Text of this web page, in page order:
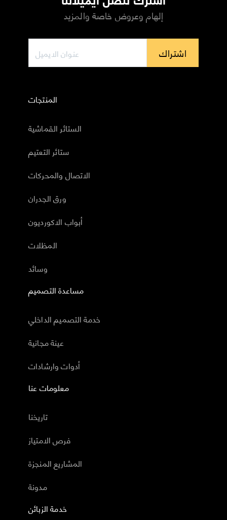
إلهام وعروض خاصة والمزيد
اشتراك
المنتجات
الستائر القماشية
ستائر التعتيم
الاتصال والمحركات
ورق الجدران
أبواب الاكورديون
المظلات
وسائد
مساعدة التصميم
خدمة التصميم الداخلي
عينة مجانية
أدوات وارشادات
معلومات عنا
تاريخنا
فرص الامتياز
المشاريع المنجزة
مدونة
خدمة الزبائن